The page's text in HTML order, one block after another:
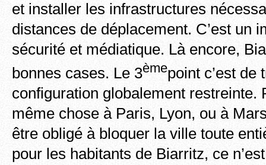
et installer les infrastructures
distances de déplacement. C’est un
sécurité et médiatique. Là encore,
bonnes cases. Le 3èmepoint c’est de
configuration globalement restreinte.
même chose à Paris, Lyon, ou à
être obligé à bloquer la ville toute
pour les habitants de Biarritz, ce